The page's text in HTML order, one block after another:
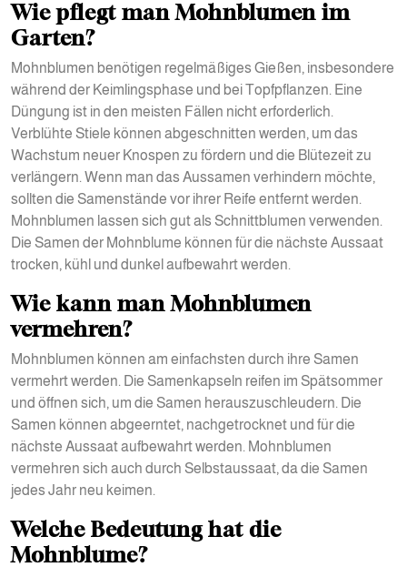
Wie pflegt man Mohnblumen im
Garten?
Mohnblumen benötigen regelmäßiges Gießen, insbesondere
während der Keimlingsphase und bei Topfpflanzen. Eine
Düngung ist in den meisten Fällen nicht erforderlich.
Verblühte Stiele können abgeschnitten werden, um das
Wachstum neuer Knospen zu fördern und die Blütezeit zu
verlängern. Wenn man das Aussamen verhindern möchte,
sollten die Samenstände vor ihrer Reife entfernt werden.
Mohnblumen lassen sich gut als Schnittblumen verwenden.
Die Samen der Mohnblume können für die nächste Aussaat
trocken, kühl und dunkel aufbewahrt werden.
Wie kann man Mohnblumen
vermehren?
Mohnblumen können am einfachsten durch ihre Samen
vermehrt werden. Die Samenkapseln reifen im Spätsommer
und öffnen sich, um die Samen herauszuschleudern. Die
Samen können abgeerntet, nachgetrocknet und für die
nächste Aussaat aufbewahrt werden. Mohnblumen
vermehren sich auch durch Selbstaussaat, da die Samen
jedes Jahr neu keimen.
Welche Bedeutung hat die
Mohnblume?